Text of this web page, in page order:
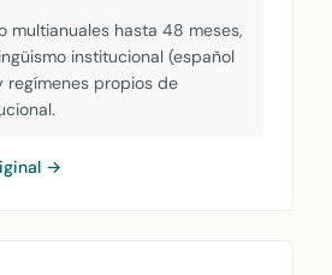
multianuales hasta 48 meses,
institucional (español
regímenes propios de
→